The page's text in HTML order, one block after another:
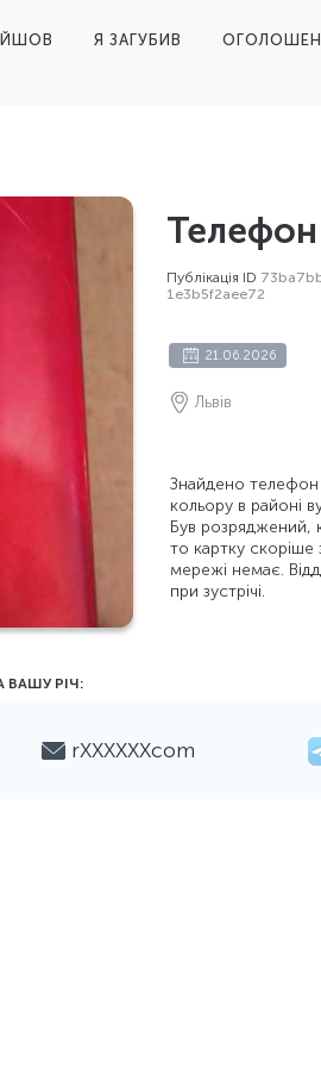
Я ЗАГУБИВ
Публікація ID
1e3b5f2aee72
21.06.2026
Львів
Знайдено
кольору в районі
Був розряджений,
то картку скоріше
мережі немає.
при зустрічі.
ВАШУ РIЧ:
rХХХХХХcom